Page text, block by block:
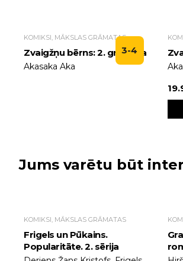
3-4
KOMIKSI, MĀKSLAS GRĀMATAS
Zvaigžņu bērns: 2. grāmata
Akasaka Aka
Jums varētu būt
KOMIKSI, MĀKSLAS GRĀMATAS
Frigels un Pūkains.
Popularitāte. 2. sērija